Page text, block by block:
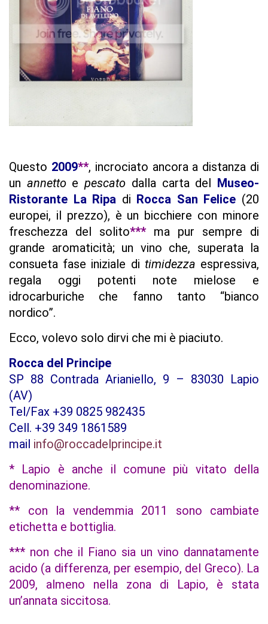
Questo 2009**, incrociato ancora a distanza di
un annettoepescato dalla carta del Museo-
Ristorante La Ripa di Rocca San Felice (20
europei, il prezzo), è un bicchiere con minore
freschezza del solito***ma pur sempre
di
grande aromaticità; un vino che, superata la
consueta fase iniziale di timidezza espressiva,
regala oggi potenti note mielose e
idrocarburiche
che fanno tanto “bianco
nordico”.
Ecco, volevo solo dirvi che mi è piaciuto.
Rocca del Principe
SP 88 Contrada Arianiello, 9 – 83030 Lapio
(AV)
Tel/Fax +39 0825 982435
Cell. +39 349 1861589
mail info@roccadelprincipe.it
* Lapio è anche il comune più vitato della
denominazione.
** con la vendemmia 2011 sono cambiate
etichetta e bottiglia.
*** non che il Fiano sia un vino dannatamente
acido (a differenza, per esempio, del Greco). La
2009, almeno nella zona di Lapio, è stata
un’annata siccitosa.